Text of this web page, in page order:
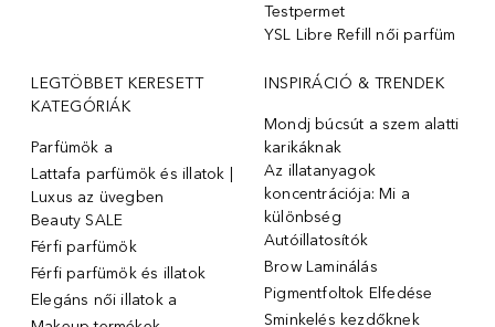
Testpermet
YSL Libre Refill női parfüm
LEGTÖBBET KERESETT
KATEGÓRIÁK
Parfümök ️a
Lattafa parfümök és illatok |
Luxus az üvegben
Beauty SALE
Férfi parfümök
Férfi parfümök és illatok
Elegáns női illatok ️a
INSPIRÁCIÓ & TRENDEK
Mondj búcsút a szem alatti
karikáknak
Az illatanyagok
koncentrációja: Mi a
különbség
Autóillatosítók
Brow Laminálás
Pigmentfoltok Elfedése
Sminkelés kezdőknek